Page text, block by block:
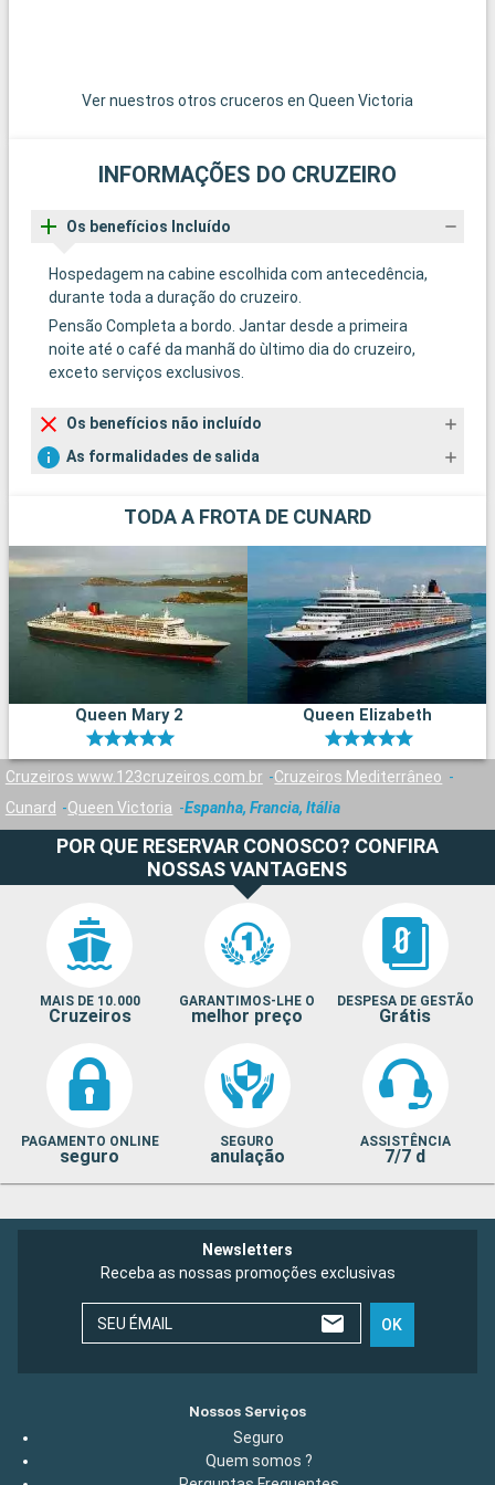
Ver nuestros otros cruceros en Queen Victoria
INFORMAÇÕES DO CRUZEIRO
Os benefícios Incluído
Hospedagem na cabine escolhida com antecedência,
durante toda a duração do cruzeiro.
Pensão Completa a bordo. Jantar desde a primeira
noite até o café da manhã do ùltimo dia do cruzeiro,
exceto serviços exclusivos.
Os benefícios não incluído
As formalidades de salida
TODA A FROTA DE CUNARD
Queen Mary 2 Queen Elizabeth
Cruzeiros www.123cruzeiros.com.br
Cruzeiros Mediterrâneo
Cunard
Queen Victoria Espanha, Francia, Itália
POR QUE RESERVAR CONOSCO? CONFIRA
NOSSAS VANTAGENS
MAIS DE 10.000
Cruzeiros
GARANTIMOS-LHE O
melhor preço
DESPESA DE GESTÃO
Grátis
PAGAMENTO ONLINE
seguro
SEGURO
anulação
ASSISTÊNCIA
7/7 d
Newsletters
Receba as nossas promoções exclusivas
SEU ÉMAIL OK
Nossos Serviços
Seguro
Quem somos ?